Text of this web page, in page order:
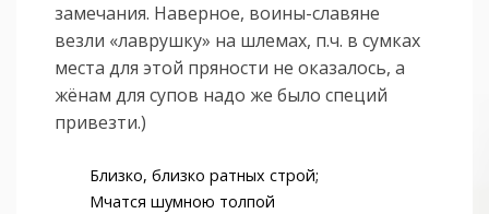
замечания. Наверное, воины-славяне
везли «лаврушку» на шлемах, п.ч. в сумках
места для этой пряности не оказалось, а
жёнам для супов надо же было специй
привезти.)
Близко, близко ратных строй;
Мчатся шумною толпой